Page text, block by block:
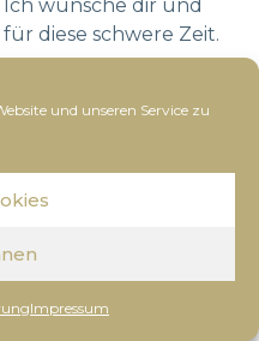
und unseren Service zu
Impressum
Ich wünsche dir und
diese schwere Zeit.
lieber Thomas,
mit Kindern